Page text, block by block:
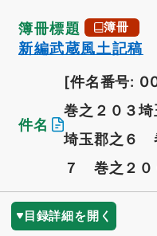
簿冊標題 簿冊
新編武蔵風土記稿
件名
[件名番号:
巻之２０３
埼玉郡之６
７ 巻之２０
目録詳細を開く